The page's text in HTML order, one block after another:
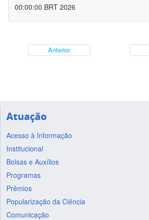
00:00:00 BRT 2026
Anterior
Atuação
Acesso à Informação
Institucional
Bolsas e Auxílios
Programas
Prêmios
Popularização da Ciência
Comunicação